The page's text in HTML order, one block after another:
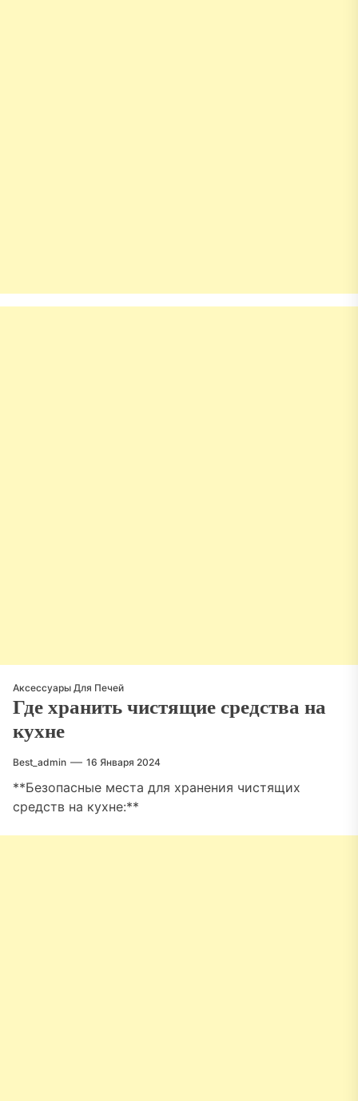
Аксессуары Для Печей
Где хранить чистящие средства на
кухне
Best_admin 16 Января 2024
**Безопасные места для хранения чистящих
средств на кухне:**